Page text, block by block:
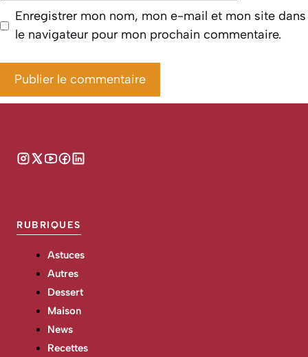
Enregistrer mon nom, mon e-mail et mon site dans
le navigateur pour mon prochain commentaire.
RUBRIQUES
Astuces
Autres
Dessert
Maison
News
Recettes